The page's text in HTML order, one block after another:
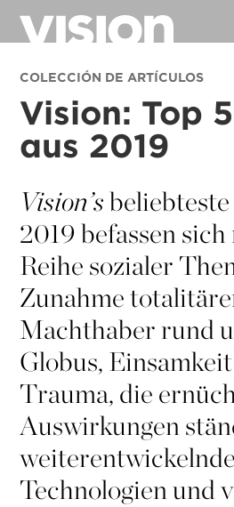
principal
COLECCIÓN DE ARTÍCULOS
Vision: Top
aus 2019
Vision’s
2019 befassen
Reihe sozialer
Zunahme
Machthaber rund
Globus,
Trauma, die
Auswirkungen
Technologien und